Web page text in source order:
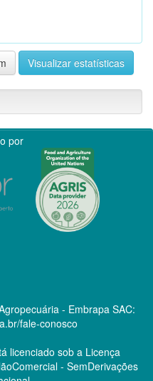
Visualizar estatísticas
por
- Embrapa SAC:
fale-conosco
licenciado sob a Licença
- SemDerivações